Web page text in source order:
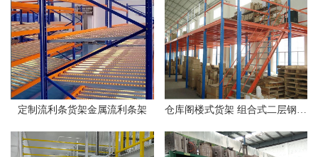
定制流利条货架金属流利条架 仓库阁楼式货架 组合式二层钢平台